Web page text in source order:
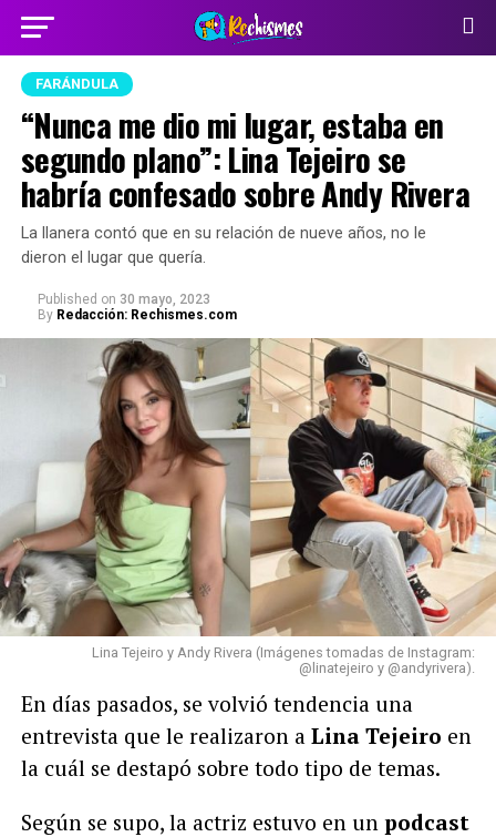
FARÁNDULA
“Nunca me dio mi lugar, estaba en
segundo plano”: Lina Tejeiro se
habría confesado sobre Andy Rivera
La llanera contó que en su relación de nueve años, no le
dieron el lugar que quería.
Published on 30 mayo, 2023
By Redacción: Rechismes.com
Lina Tejeiro y Andy Rivera (Imágenes tomadas de Instagram:
@linatejeiro y @andyrivera).
En días pasados, se volvió tendencia una
entrevista que le realizaron a Lina Tejeiro en
la cuál se destapó sobre todo tipo de temas.
Según se supo, la actriz estuvo en un podcast